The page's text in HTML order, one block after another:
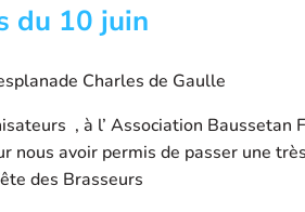
du 10 juin
Charles de Gaulle
, à l’ Association Baussetan
nous avoir permis de passer une
des Brasseurs